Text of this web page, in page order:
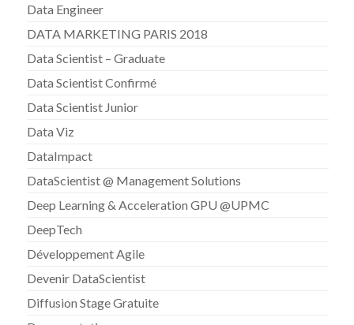
Data Engineer
DATA MARKETING PARIS 2018
Data Scientist – Graduate
Data Scientist Confirmé
Data Scientist Junior
Data Viz
DataImpact
DataScientist @ Management Solutions
Deep Learning & Acceleration GPU @UPMC
DeepTech
Développement Agile
Devenir DataScientist
Diffusion Stage Gratuite